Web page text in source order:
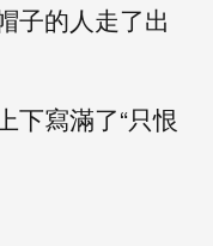
子的人走了出
下寫滿了“只恨